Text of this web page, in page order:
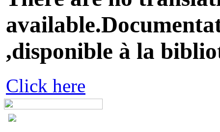
,disponible à la
Click here